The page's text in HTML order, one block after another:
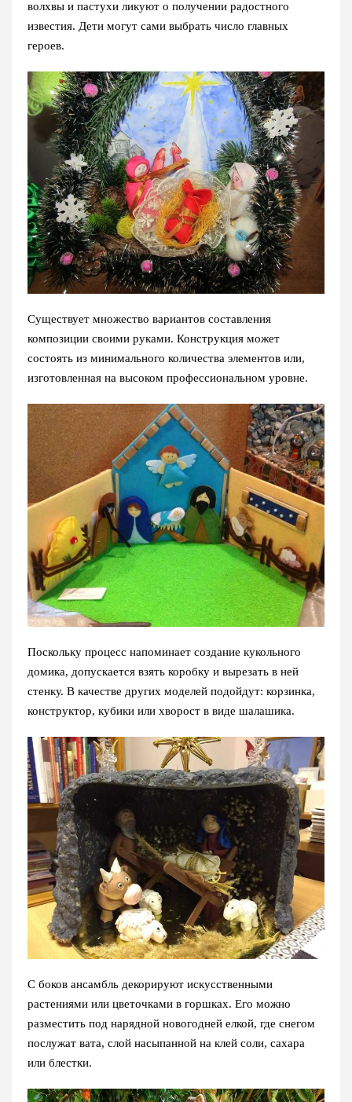
волхвы и пастухи ликуют о получении радостного
известия. Дети могут сами выбрать число главных
героев.
Существует множество вариантов составления
композиции своими руками. Конструкция может
состоять из минимального количества элементов или,
изготовленная на высоком профессиональном уровне.
Поскольку процесс напоминает создание кукольного
домика, допускается взять коробку и вырезать в ней
стенку. В качестве других моделей подойдут: корзинка,
конструктор, кубики или хворост в виде шалашика.
С боков ансамбль декорируют искусственными
растениями или цветочками в горшках. Его можно
разместить под нарядной новогодней елкой, где снегом
послужат вата, слой насыпанной на клей соли, сахара
или блестки.